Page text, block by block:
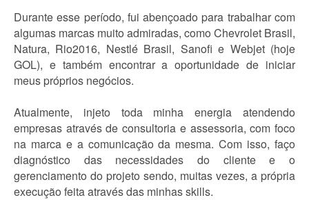
Durante esse período, fui abençoado para trabalhar com
algumas marcas muito admiradas, como Chevrolet Brasil,
Natura, Rio2016, Nestlé Brasil, Sanofi e Webjet (hoje
GOL), e também encontrar a oportunidade de iniciar
meus próprios negócios.
Atualmente, injeto toda minha energia atendendo
empresas através de consultoria e assessoria, com foco
na marca e a comunicação da mesma. Com isso, faço
diagnóstico das necessidades do cliente e o
gerenciamento do projeto sendo, muitas vezes, a própria
execução feita através das minhas skills.